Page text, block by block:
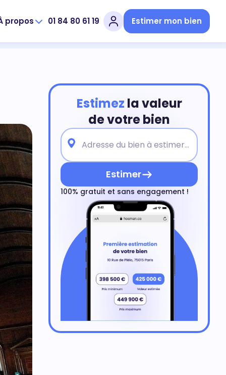
propos 01 84 80 61 19 Estimer mon bien
Estimez la valeur
de votre bien
Estimer
100% gratuit et sans engagement !